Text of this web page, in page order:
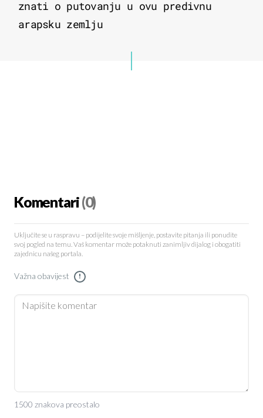
znati o putovanju u ovu predivnu
arapsku zemlju
Komentari(0)
Uključite se u raspravu – podijelite svoje mišljenje, postavite pitanja ili ponudite
svoj pogled na temu. Vaš komentar može potaknuti zanimljiv dijalog i obogatiti
zajednicu našeg portala.
Važna obavijest !
1500 znakova preostalo